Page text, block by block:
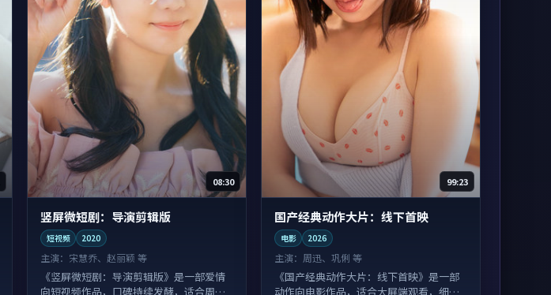
08:30
竖屏微短剧：导演剪辑版
短视频 2020
主演： 宋慧乔、赵丽颖 等
《竖屏微短剧：导演剪辑版》是一部爱情
向短视频作品，口碑持续发酵，适合周末
99:23
国产经典动作大片：线下首映
电影 2026
主演： 周迅、巩俐 等
《国产经典动作大片：线下首映》是一部
动作向电影作品，适合大屏端观看，细节